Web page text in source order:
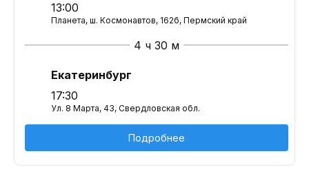
13:00
Планета, ш. Космонавтов, 162б, Пермский край
4 ч 30 м
Екатеринбург
17:30
Ул. 8 Марта, 43, Свердловская обл.
Подробнее